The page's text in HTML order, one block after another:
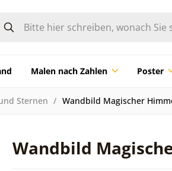
Malen nach Zahlen Poster
Sternen Wandbild Magischer
Wandbild